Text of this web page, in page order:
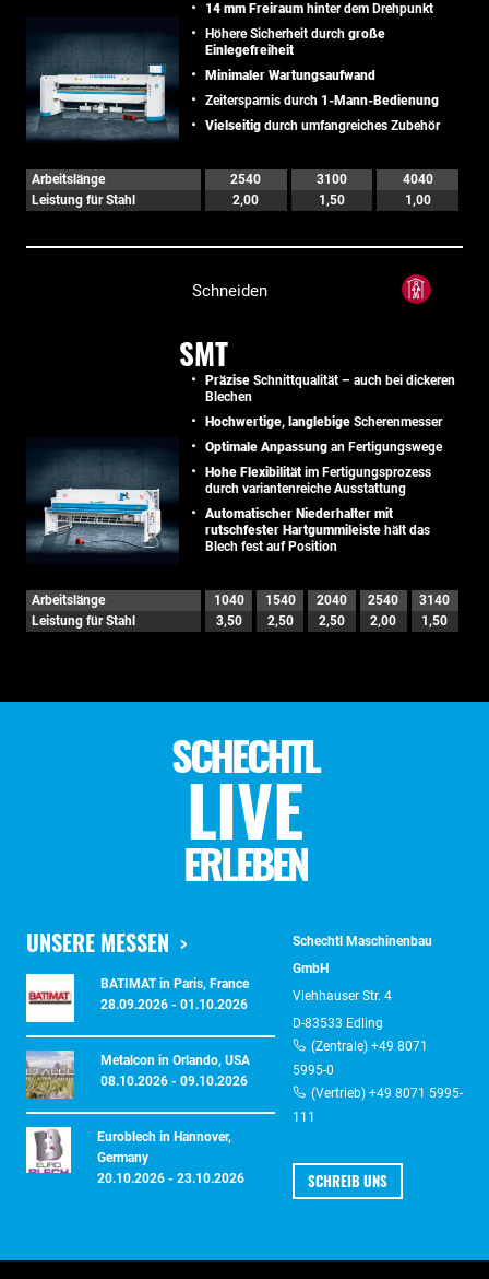
14 mm Freiraum hinter dem Drehpunkt
Höhere Sicherheit durch große
Einlegefreiheit
Minimaler Wartungsaufwand
Zeitersparnis durch 1-Mann-Bedienung
Vielseitig durch umfangreiches Zubehör
Arbeitslänge 2540 3100
4040
Leistung für Stahl
2,00 1,50 1,00
Schneiden
SMT
Präzise Schnittqualität – auch bei dickeren
Blechen
Hochwertige, langlebige Scherenmesser
Optimale Anpassung an Fertigungswege
Hohe Flexibilität im Fertigungsprozess
durch variantenreiche Ausstattung
Automatischer Niederhalter mit
rutschfester Hartgummileiste hält das
Blech fest auf Position
Arbeitslänge 1040 1540 2040 2540
3140
Leistung für Stahl
3,50 2,50 2,50 2,00 1,50
SCHECHTL
LIVE
ERLEBEN
UNSERE MESSEN
BATIMAT in Paris, France
28.09.2026 - 01.10.2026
Metalcon in Orlando, USA
08.10.2026 - 09.10.2026
Euroblech in Hannover,
Germany
20.10.2026 - 23.10.2026
Schechtl Maschinenbau
GmbH
Viehhauser Str. 4
D-83533 Edling
(Zentrale) +49 8071
5995-0
(Vertrieb) +49 8071 5995-
111
SCHREIB UNS